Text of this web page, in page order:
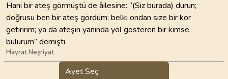
Hani bir ateş görmüştü de âilesine: “(Siz burada) durun;
doğrusu ben bir ateş gördüm; belki ondan size bir kor
getiririm; ya da ateşin yanında yol gösteren bir kimse
bulurum” demişti.
Hayrat Neşriyat
Ayet Seç